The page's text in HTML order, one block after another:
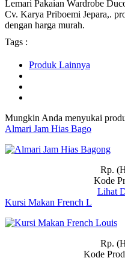
Lemari Pakaian Wardrobe
Cv. Karya Priboemi Jepara,.
dengan harga murah.
Tags :
Produk Lainnya
Mungkin Anda menyukai
Almari Jam Hias Bago
Rp.
Kode
Lihat
Kursi Makan French L
Rp.
Kode